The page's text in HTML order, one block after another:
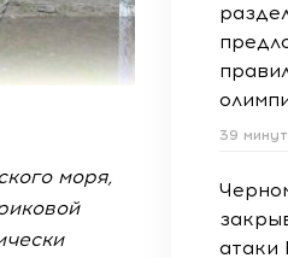
моря,
39
атаки